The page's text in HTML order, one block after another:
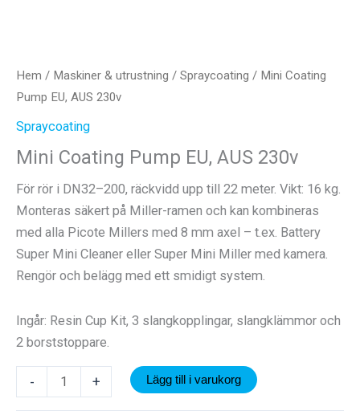
Hem / Maskiner & utrustning / Spraycoating / Mini Coating
Pump EU, AUS 230v
Spraycoating
Mini Coating Pump EU, AUS 230v
För rör i DN32–200, räckvidd upp till 22 meter. Vikt: 16 kg.
Monteras säkert på Miller-ramen och kan kombineras
med alla Picote Millers med 8 mm axel – t.ex. Battery
Super Mini Cleaner eller Super Mini Miller med kamera.
Rengör och belägg med ett smidigt system.
Ingår: Resin Cup Kit, 3 slangkopplingar, slangklämmor och
2 borststoppare.
-
Coating
+ Lägg till i varukorg